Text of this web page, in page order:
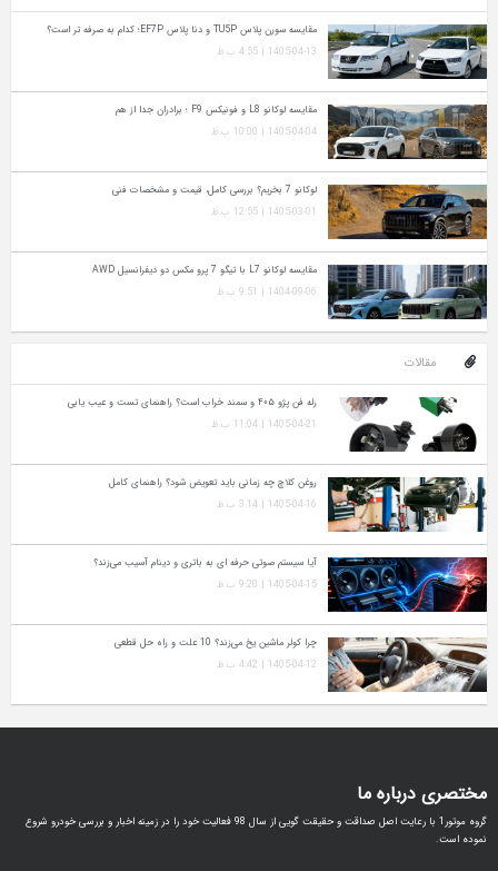
مقایسه سورن پلاس TU5P و دنا پلاس EF7P؛ کدام به‌ صرفه‌ تر است؟
1405-04-13 | 4:55 ب.ظ
مقایسه لوکانو L8 و فونیکس F9 ؛ برادران جدا از هم
1405-04-04 | 10:00 ب.ظ
لوکانو 7 بخریم؟ بررسی کامل، قیمت و مشخصات فنی
1405-03-01 | 12:55 ب.ظ
مقایسه لوکانو L7 با تیگو 7 پرو مکس دو دیفرانسیل AWD
1404-09-06 | 9:51 ب.ظ
مقالات
رله فن پژو ۴۰۵ و سمند خراب است؟ راهنمای تست و عیب‌ یابی
1405-04-21 | 11:04 ب.ظ
روغن کلاچ چه زمانی باید تعویض شود؟ راهنمای کامل
1405-04-16 | 3:14 ب.ظ
آیا سیستم صوتی حرفه‌ ای به باتری و دینام آسیب می‌زند؟
1405-04-15 | 9:20 ب.ظ
چرا کولر ماشین یخ می‌زند؟ 10 علت و راه‌ حل قطعی
1405-04-12 | 4:42 ب.ظ
مختصری درباره ما
گروه موتور1 با رعایت اصل صداقت و حقیقت گویی از سال 98 فعالیت خود را در زمینه اخبار و بررسی خودرو شروع
نموده است.